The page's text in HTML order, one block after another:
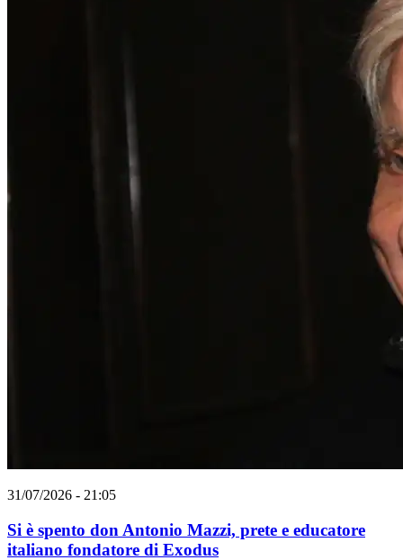
31/07/2026 - 21:05
Si è spento don Antonio Mazzi, prete e educatore
italiano fondatore di Exodus